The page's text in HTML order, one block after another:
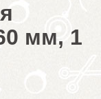
мм, 1